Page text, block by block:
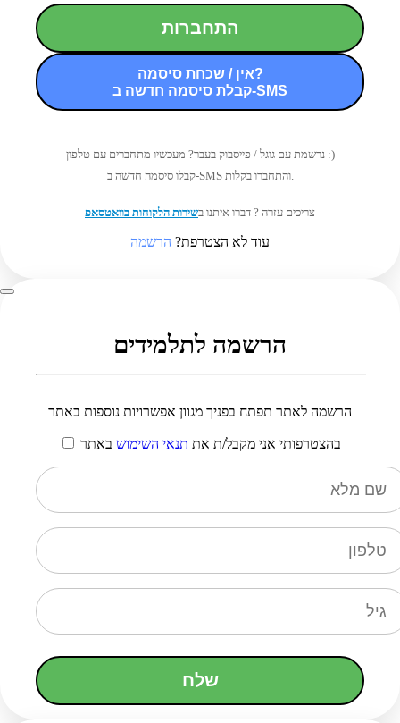
התחברות
אין / שכחת סיסמה?
קבלת סיסמה חדשה ב-SMS
נרשמת עם גוגל / פייסבוק בעבר? מעכשיו מתחברים עם טלפון :)
קבלו סיסמה חדשה ב-SMS והתחברו בקלות.
צריכים עזרה ? דברו איתנו בשירות הלקוחות בוואטסאפ
עוד לא הצטרפת? הרשמה
הרשמה לתלמידים
הרשמה לאתר תפתח בפניך מגוון אפשרויות נוספות באתר
בהצטרפותי אני מקבל/ת את תנאי השימוש באתר
שלח